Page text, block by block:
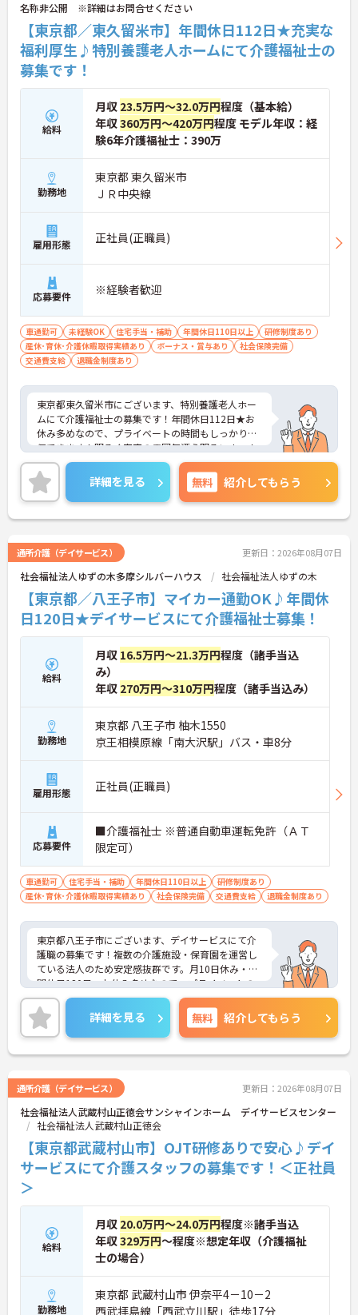
名称非公開 ※詳細はお問合せください
【東京都／東久留米市】年間休日112日★充実な
福利厚生♪特別養護老人ホームにて介護福祉士の
募集です！
給料
月収 23.5万円～32.0万円程度（基本給）
年収360万円～420万円程度 モデル年収：経
験6年介護福祉士：390万
勤務地
東京都 東久留米市
ＪＲ中央線
雇用形態 正社員(正職員)
応募要件 ※経験者歓迎
車通勤可 未経験OK 住宅手当・補助 年間休日110日以上
研修制度あり
産休･育休･介護休暇取得実績あり
ボーナス・賞与あり
社会保険完備
交通費支給
退職金制度あり
東京都東久留米市にございます、特別養護老人ホー
ムにて介護福祉士の募集です！年間休日112日★お
休み多めなので、プライベートの時間もしっかり確
保できます！明るく家庭の雰囲気漂う明るいホーム
です。研修制度も整っているのでスキルアップも目
指すことができる環境です。ご興味のある方は是非
お気軽にお問い合わせください。
詳細を見る 無料 紹介してもらう
通所介護（デイサービス） 更新日：2026年08月07日
社会福祉法人ゆずの木多摩シルバーハウス 社会福祉法人ゆずの木
【東京都／八王子市】マイカー通勤OK♪年間休
日120日★デイサービスにて介護福祉士募集！
給料
月収 16.5万円～21.3万円程度（諸手当込
み）
年収 270万円～310万円程度（諸手当込み）
勤務地
東京都 八王子市 柚木1550
京王相模原線「南大沢駅」バス・車8分
雇用形態 正社員(正職員)
応募要件
■介護福祉士 ※普通自動車運転免許（ＡＴ
限定可）
車通勤可 住宅手当・補助 年間休日110日以上
研修制度あり
産休･育休･介護休暇取得実績あり
社会保険完備 交通費支給 退職金制度あり
東京都八王子市にございます、デイサービスにて介
護職の募集です！複数の介護施設・保育園を運営し
ている法人のため安定感抜群です。月10日休み・年
間休日120日、お休み多めなので、プライベートの
時間もしっかり確保できます！
駐車場もあるのでマイカー通勤可能です。住宅手当
の支給含め、各種手当も充実しておりますので、長
期的な就業をしやすい環境です。ご興味のある方は
お気軽にお問い合わせください。
詳細を見る 無料 紹介してもらう
通所介護（デイサービス） 更新日：2026年08月07日
社会福祉法人武蔵村山正徳会サンシャインホーム デイサービスセンター
社会福祉法人武蔵村山正徳会
【東京都武蔵村山市】OJT研修ありで安心♪デイ
サービスにて介護スタッフの募集です！＜正社員
＞
給料
月収 20.0万円～24.0万円程度※諸手当込
年収329万円～程度※想定年収（介護福祉
士の場合）
勤務地
東京都 武蔵村山市 伊奈平4－10－2
西武拝島線「西武立川駅」徒歩17分